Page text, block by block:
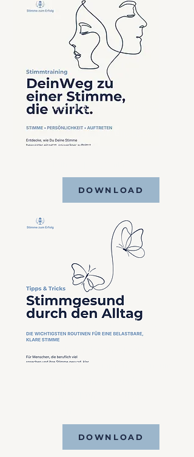
Leistungsbroschüre 2026
Entdecke meine Angebote,
Vision und
DOWNLOAD
Tipps für Stimmpflege
umsetzbare Empfehlungen, um
DOWNLOAD